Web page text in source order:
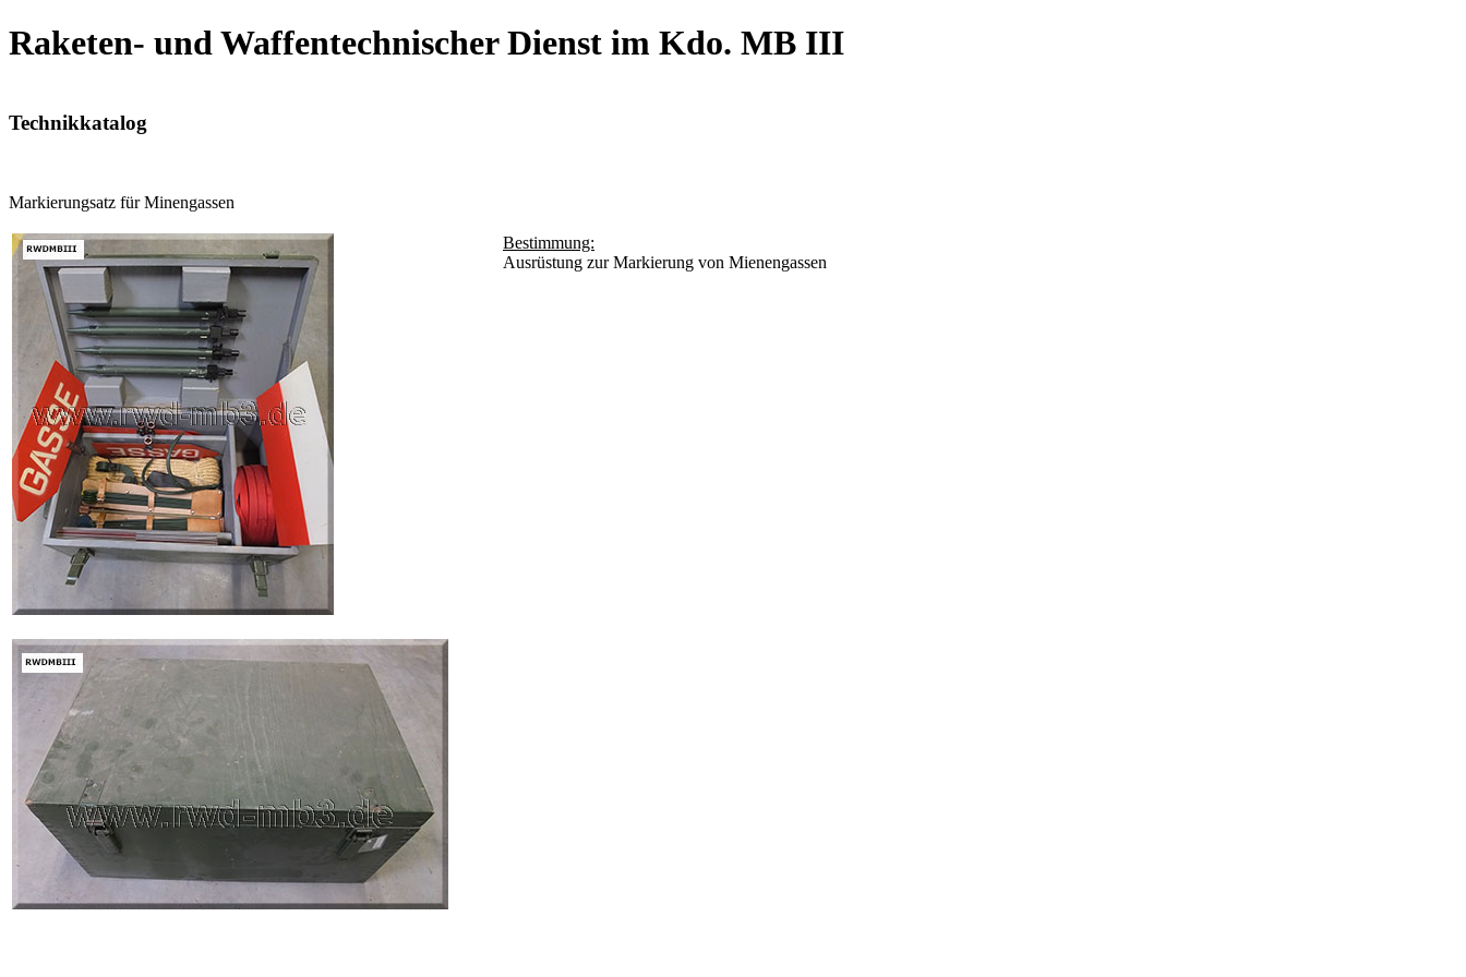
Raketen- und Waffentechnischer Dienst im Kdo. MB III
Technikkatalog
Markierungsatz für Minengassen
Bestimmung:
Ausrüstung zur Markierung von Mienengassen